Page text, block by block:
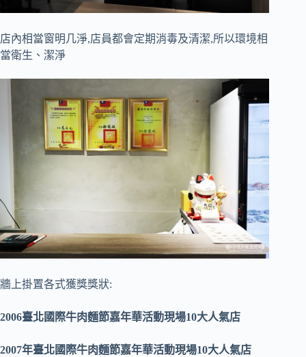
店內相當窗明几淨,店員都會定期消毒及清潔,所以環境相
當衛生、潔淨
牆上掛置各式獲獎獎狀:
2006臺北國際牛肉麵節嘉年華活動現場10大人氣店
2007年臺北國際牛肉麵節嘉年華活動現場10大人氣店